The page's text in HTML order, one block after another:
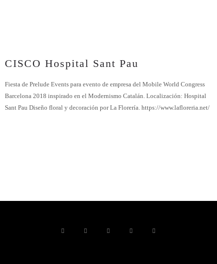
CISCO Hospital Sant Pau
Fiesta de Prelude Events para evento de empresa del Mobile World Congress
Barcelona 2018 inspirado en el Modernismo Catalán. Localización: Hospital
Sant Pau Diseño floral y decoración por La Florería. https://www.lafloreria.net/